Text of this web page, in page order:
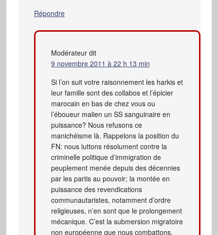
Répondre
Modérateur dit
9 novembre 2011 à 22 h 13 min
Si l’on suit votre raisonnement les harkis et
leur famille sont des collabos et l’épicier
marocain en bas de chez vous ou
l’éboueur malien un SS sanguinaire en
puissance? Nous refusons ce
manichéisme là. Rappelons la position du
FN: nous luttons résolument contre la
criminelle politique d’immigration de
peuplement menée depuis des décennies
par les partis au pouvoir; la montée en
puissance des revendications
communautaristes, notamment d’ordre
religieuses, n’en sont que le prolongement
mécanique. C’est la submersion migratoire
non européenne que nous combattons,